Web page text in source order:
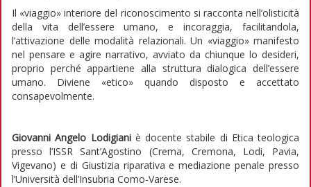
Il «viaggio» interiore del riconoscimento si racconta nell’olisticità
della vita dell’essere umano, e incoraggia, facilitandola,
l’attivazione delle modalità relazionali. Un «viaggio» manifesto
nel pensare e agire narrativo, avviato da chiunque lo desideri,
proprio perché appartiene alla struttura dialogica dell’essere
umano. Diviene «etico» quando disposto e accettato
consapevolmente.
Giovanni Angelo Lodigiani è docente stabile di Etica teologica
presso l’ISSR Sant’Agostino (Crema, Cremona, Lodi, Pavia,
Vigevano) e di Giustizia riparativa e mediazione penale presso
l’Università dell’Insubria Como-Varese.